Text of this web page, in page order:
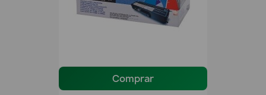
Comprar